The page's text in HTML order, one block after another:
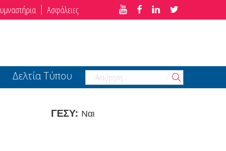
Ασφάλειες
Δελτία Τύπου
ΓΕΣΥ: Ναι